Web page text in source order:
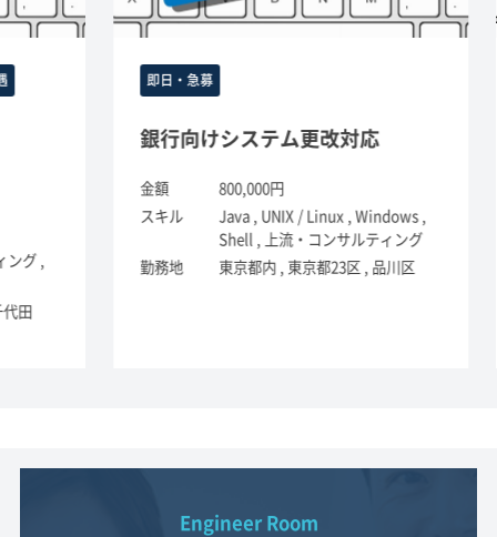
即日・急募
銀行向けシステム更改対応
800,000円
Java , UNIX / Linux , Windows ,
Shell , 上流・コンサルティング
勤務地
東京都内 , 東京都23区 , 品川区
Engineer Room